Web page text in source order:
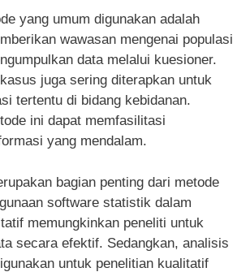
yang umum digunakan adalah
wawasan mengenai populasi
data melalui kuesioner.
juga sering diterapkan untuk
tertentu di bidang kebidanan.
ini dapat memfasilitasi
yang mendalam.
bagian penting dari metode
software statistik dalam
memungkinkan peneliti untuk
secara efektif. Sedangkan, analisis
untuk penelitian kualitatif